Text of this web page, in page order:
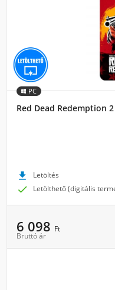
PC
Red Dead Redemption
 Letöltés
 Letölthető (digitális
6 098 Ft
Bruttó ár